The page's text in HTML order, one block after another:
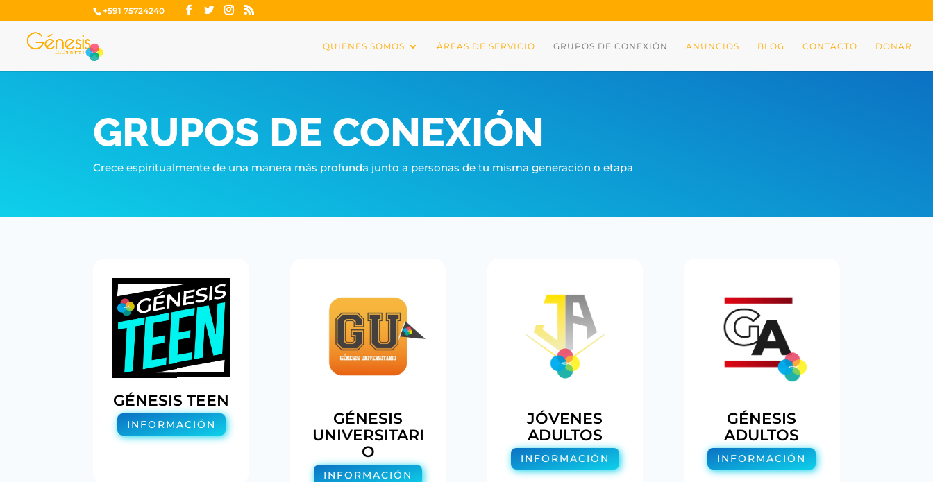
+591 75724240
QUIENES SOMOS ÁREAS DE SERVICIO GRUPOS DE CONEXIÓN ANUNCIOS BLOG CONTACTO DONAR
GRUPOS DE CONEXIÓN
Crece espiritualmente de una manera más profunda junto a personas de tu misma generación o etapa
GÉNESIS TEEN
INFORMACIÓN
GÉNESIS
UNIVERSITARI
O
INFORMACIÓN
JÓVENES
ADULTOS
INFORMACIÓN
GÉNESIS
ADULTOS
INFORMACIÓN